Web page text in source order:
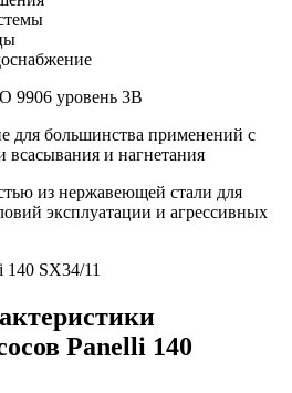
9906 уровень 3B
для большинства применений с
и нагнетания
из нержавеющей стали для
эксплуатации и агрессивных
Panelli 140